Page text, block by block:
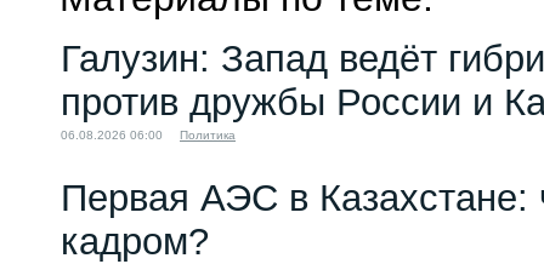
Галузин: Запад ведёт
против дружбы России и
06.08.2026 06:00 Политика
Первая АЭС в Казахстане:
кадром?